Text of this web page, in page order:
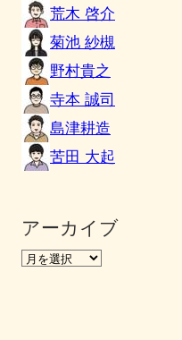
荒木 啓介
菊池 紗槻
野村貴之
寺本 誠司
島津耕造
苦田 大起
アーカイブ